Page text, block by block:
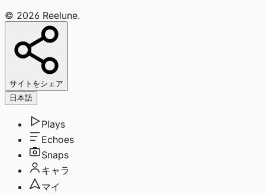
© 2026 Reelune.
サイトをシェア
日本語
Plays
Echoes
Snaps
キャラ
マイ